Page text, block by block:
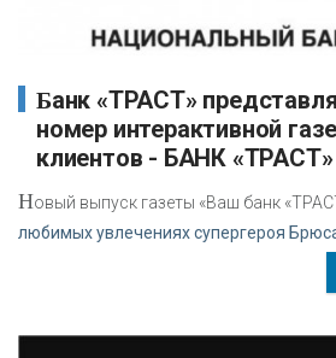
Банк «ТРАСТ» представляет летний
номер интерактивной
клиентов - БАНК «ТРАСТ»
Новый выпуск газеты «Ваш банк
любимых увлечениях супергероя